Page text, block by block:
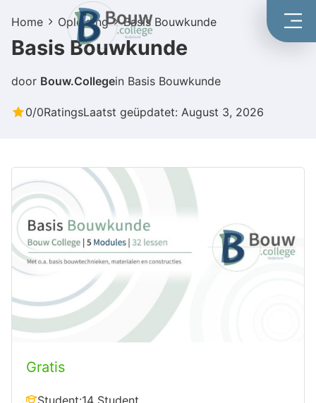
Home Opleiding Basis Bouwkunde
Basis Bouwkunde
door Bouw.Collegein Basis Bouwkunde
0/0RatingsLaatst geüpdatet: August 3, 2026
Gratis